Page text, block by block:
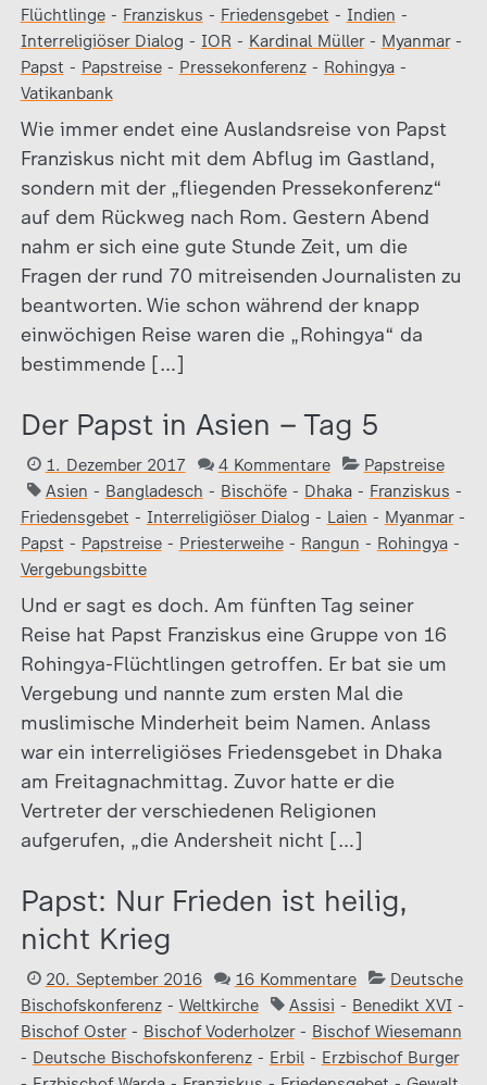
Flüchtlinge- Franziskus - Friedensgebet - Indien -
Interreligiöser Dialog - IOR - Kardinal Müller- Myanmar-
Papst - Papstreise- Pressekonferenz- Rohingya-
Vatikanbank
Wie immer endet eine Auslandsreise von Papst
Franziskus nicht mit dem Abflug im Gastland,
sondern mit der „fliegenden Pressekonferenz“
auf dem Rückweg nach Rom. Gestern Abend
nahm er sich eine gute Stunde Zeit, um die
Fragen der rund 70 mitreisenden Journalisten zu
beantworten. Wie schon während der knapp
einwöchigen Reise waren die „Rohingya“ da
bestimmende […]
Der Papst in Asien – Tag 5
1. Dezember 2017 4 Kommentare
Papstreise
Asien - Bangladesch - Bischöfe- Dhaka- Franziskus -
Friedensgebet - Interreligiöser Dialog - Laien - Myanmar-
Papst - Papstreise- Priesterweihe- Rangun - Rohingya-
Vergebungsbitte
Und er sagt es doch. Am fünften Tag seiner
Reise hat Papst Franziskus eine Gruppe von 16
Rohingya-Flüchtlingen getroffen. Er bat sie um
Vergebung und nannte zum ersten Mal die
muslimische Minderheit beim Namen. Anlass
war ein interreligiöses Friedensgebet in Dhaka
am Freitagnachmittag. Zuvor hatte er die
Vertreter der verschiedenen Religionen
aufgerufen, „die Andersheit nicht […]
Papst: Nur Frieden ist heilig,
nicht Krieg
20. September 2016 16 Kommentare
Deutsche
Bischofskonferenz- Weltkirche Assisi - Benedikt XVI -
Bischof Oster- Bischof Voderholzer- Bischof Wiesemann
- Deutsche Bischofskonferenz- Erbil- Erzbischof Burger